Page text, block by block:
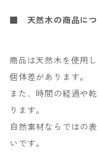
■ 天然木の商品につ
商品は天然木を使用
個体差があります。
また、時間の経過や
ります。
自然素材ならではの
いです。